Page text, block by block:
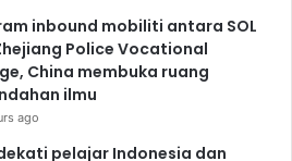
inbound mobiliti antara SOL
Police Vocational
China membuka ruang
ilmu
ago
pelajar Indonesia dan